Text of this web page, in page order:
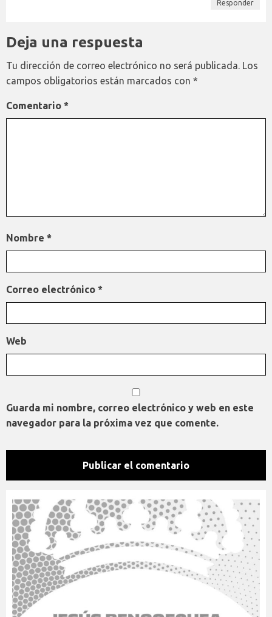
Responder
Deja una respuesta
Tu dirección de correo electrónico no será publicada. Los
campos obligatorios están marcados con *
Comentario *
Nombre *
Correo electrónico *
Web
Guarda mi nombre, correo electrónico y web en este
navegador para la próxima vez que comente.